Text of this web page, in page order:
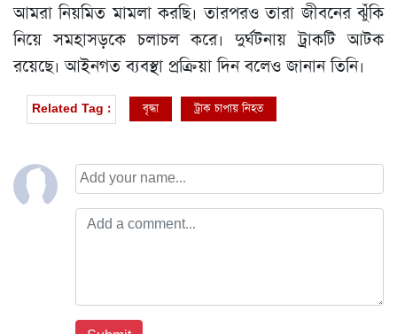
আমরা নিয়মিত মামলা করছি। তারপরও তারা জীবনের ঝুঁকি
নিয়ে সমহাসড়কে চলাচল করে। দুর্ঘটনায় ট্রাকটি আটক
রয়েছে। আইনগত ব্যবস্থা প্রক্রিয়া দিন বলেও জানান তিনি।
Related Tag : বৃদ্ধা ট্রাক চাপায় নিহত